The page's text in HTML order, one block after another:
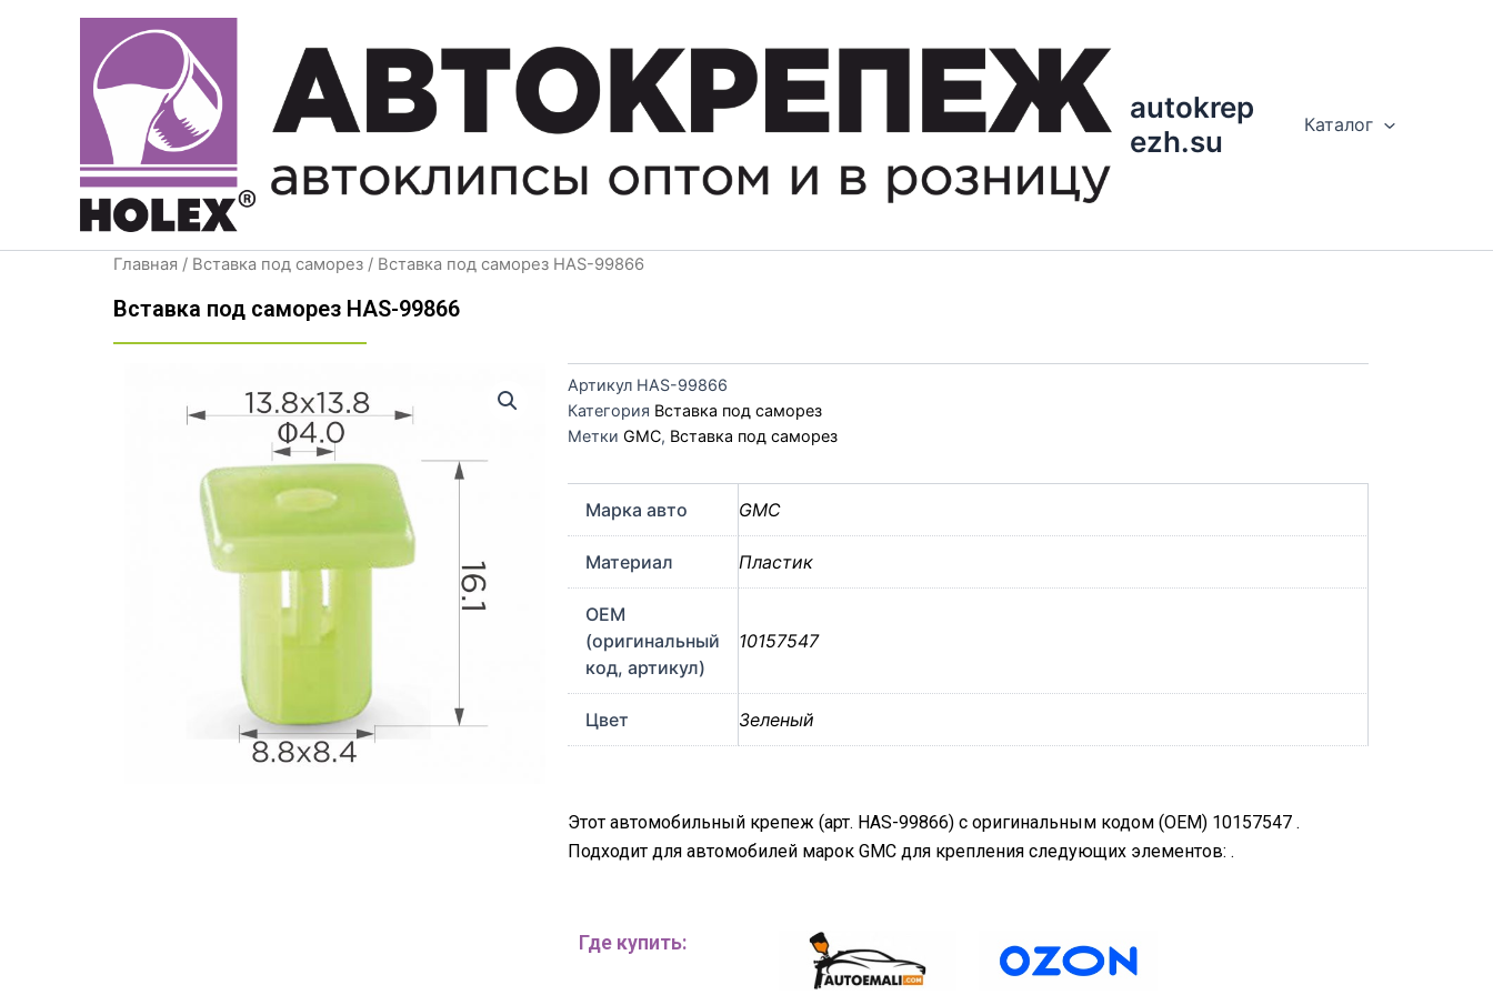
содержимому
autokrep
ezh.su
Каталог
Главная / Вставка под саморез / Вставка под саморез HAS-99866
Вставка под саморез HAS-99866
Артикул HAS-99866
Категория Вставка под саморез
Метки GMC, Вставка под саморез
Марка авто GMC
Материал Пластик
OEM
(оригинальный
код, артикул)
10157547
Цвет Зеленый
Этот автомобильный крепеж (арт. HAS-99866) с оригинальным кодом (OEM) 10157547 .
Подходит для автомобилей марок GMC для крепления следующих элементов: .
Где купить: